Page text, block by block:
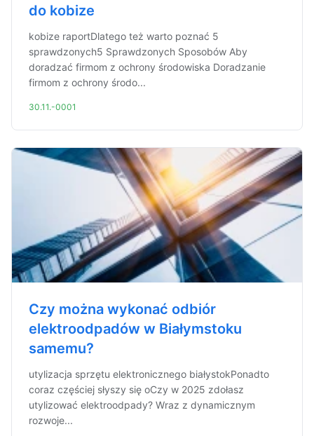
do kobize
kobize raportDlatego też warto poznać 5
sprawdzonych5 Sprawdzonych Sposobów Aby
doradzać firmom z ochrony środowiska Doradzanie
firmom z ochrony środo...
30.11.-0001
Czy można wykonać odbiór
elektroodpadów w Białymstoku
samemu?
utylizacja sprzętu elektronicznego białystokPonadto
coraz częściej słyszy się oCzy w 2025 zdołasz
utylizować elektroodpady? Wraz z dynamicznym
rozwoje...